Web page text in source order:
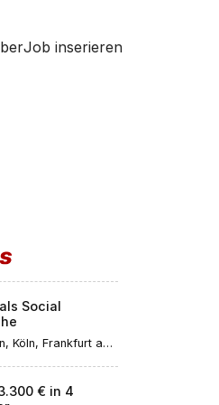
Job inserieren
Social
Köln, Frankfurt am
Nürnberg,
Wuppertal,
Karlsruhe,
€ in 4